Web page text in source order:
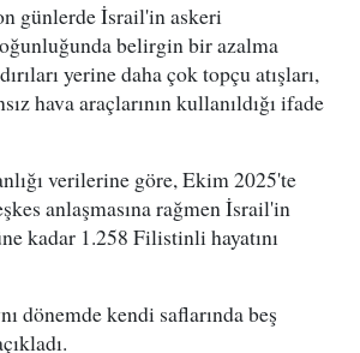
günlerde İsrail'in askeri
belirgin bir azalma
yerine daha çok topçu atışları,
hava araçlarının kullanıldığı ifade
verilerine göre, Ekim 2025'te
anlaşmasına rağmen İsrail'in
kadar 1.258 Filistinli hayatını
dönemde kendi saflarında beş